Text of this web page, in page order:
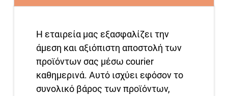
Η εταιρεία μας εξασφαλίζει την
άμεση και αξιόπιστη αποστολή των
προϊόντων σας μέσω courier
καθημερινά. Αυτό ισχύει εφόσον το
συνολικό βάρος των προϊόντων,